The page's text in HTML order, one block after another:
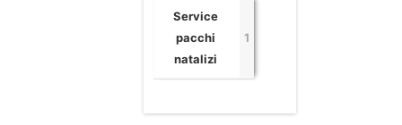
Service
pacchi
natalizi
1